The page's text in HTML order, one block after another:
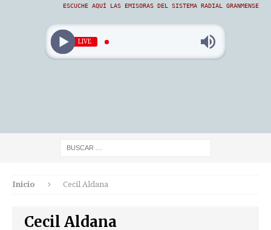
ESCUCHE AQUÍ LAS EMISORAS DEL SISTEMA RADIAL GRANMENSE
LIVE
Inicio Cecil Aldana
Cecil Aldana